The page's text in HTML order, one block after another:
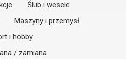
Ślub i wesele
Maszyny i przemysł
i hobby
/ zamiana